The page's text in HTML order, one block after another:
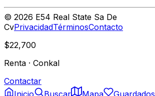
© 2026 E54 Real State Sa De
CvPrivacidadTérminosContacto
$22,700
Renta · Conkal
Contactar